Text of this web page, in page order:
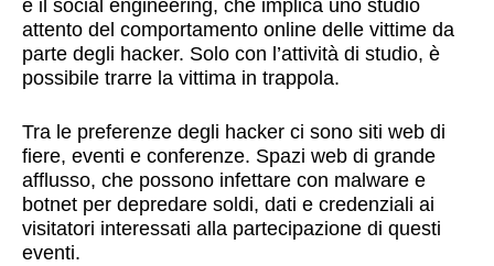
e il social engineering, che implica uno studio
attento del comportamento online delle vittime da
parte degli hacker. Solo con l’attività di studio, è
possibile trarre la vittima in trappola.
Tra le preferenze degli hacker ci sono siti web di
fiere, eventi e conferenze. Spazi web di grande
afflusso, che possono infettare con malware e
botnet per depredare soldi, dati e credenziali ai
visitatori interessati alla partecipazione di questi
eventi.